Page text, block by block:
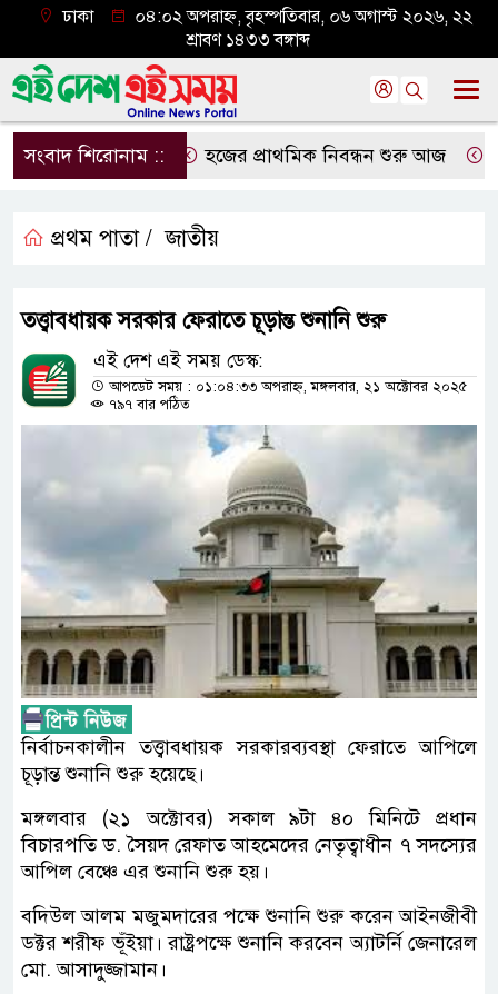
ঢাকা
০৪:০২ অপরাহ্ন, বৃহস্পতিবার, ০৬ অগাস্ট ২০২৬, ২২
শ্রাবণ ১৪৩৩ বঙ্গাব্দ
সংবাদ শিরোনাম :: হজের প্রাথমিক নিবন্ধন শুরু আজ
প্রথম পাতা / জাতীয়
তত্ত্বাবধায়ক সরকার ফেরাতে চূড়ান্ত শুনানি শুরু
এই দেশ এই সময় ডেস্ক:
আপডেট সময় : ০১:০৪:৩৩ অপরাহ্ন, মঙ্গলবার, ২১ অক্টোবর ২০২৫
৭৯৭ বার পঠিত
নির্বাচনকালীন তত্ত্বাবধায়ক সরকারব্যবস্থা ফেরাতে আপিলে
চূড়ান্ত শুনানি শুরু হয়েছে।
মঙ্গলবার (২১ অক্টোবর) সকাল ৯টা ৪০ মিনিটে প্রধান
বিচারপতি ড. সৈয়দ রেফাত আহমেদের নেতৃত্বাধীন ৭ সদস্যের
আপিল বেঞ্চে এর শুনানি শুরু হয়।
বদিউল আলম মজুমদারের পক্ষে শুনানি শুরু করেন আইনজীবী
ডক্টর শরীফ ভূঁইয়া। রাষ্ট্রপক্ষে শুনানি করবেন অ্যাটর্নি জেনারেল
মো. আসাদুজ্জামান।